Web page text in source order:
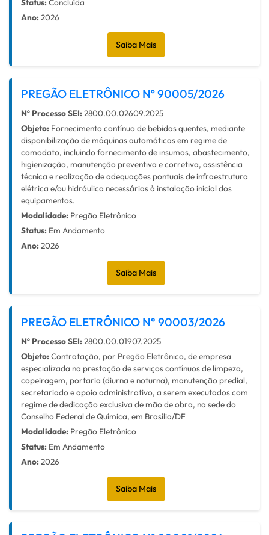
Status: Concluída
Ano: 2026
Saiba Mais
PREGÃO ELETRÔNICO Nº 90005/2026
Nº Processo SEI: 2800.00.02609.2025
Objeto: Fornecimento contínuo de bebidas quentes, mediante
disponibilização de máquinas automáticas em regime de
comodato, incluindo fornecimento de insumos, abastecimento,
higienização, manutenção preventiva e corretiva, assistência
técnica e realização de adequações pontuais de infraestrutura
elétrica e/ou hidráulica necessárias à instalação inicial dos
equipamentos.
Modalidade: Pregão Eletrônico
Status: Em Andamento
Ano: 2026
Saiba Mais
PREGÃO ELETRÔNICO N° 90003/2026
Nº Processo SEI: 2800.00.01907.2025
Objeto: Contratação, por Pregão Eletrônico, de empresa
especializada na prestação de serviços contínuos de limpeza,
copeiragem, portaria (diurna e noturna), manutenção predial,
secretariado e apoio administrativo, a serem executados com
regime de dedicação exclusiva de mão de obra, na sede do
Conselho Federal de Química, em Brasília/DF
Modalidade: Pregão Eletrônico
Status: Em Andamento
Ano: 2026
Saiba Mais